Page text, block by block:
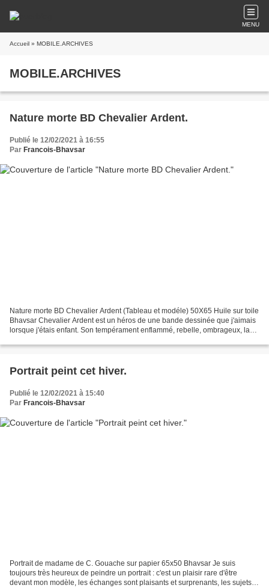
MENU
Accueil » MOBILE.ARCHIVES
MOBILE.ARCHIVES
Nature morte BD Chevalier Ardent.
Publié le 12/02/2021 à 16:55
Par Francois-Bhavsar
Nature morte BD Chevalier Ardent (Tableau et modéle) 50X65 Huile sur toile
Bhavsar Chevalier Ardent est un héros de une bande dessinée que j'aimais
lorsque j'étais enfant. Son tempérament enflammé, rebelle, ombrageux, la
Portrait peint cet hiver.
Publié le 12/02/2021 à 15:40
Par Francois-Bhavsar
Portrait de madame de C. Gouache sur papier 65x50 Bhavsar Je suis
toujours très heureux de peindre un portrait : c'est un plaisir rare d'être
devant mon modèle, les échanges sont plaisants et surprenants, les sujets